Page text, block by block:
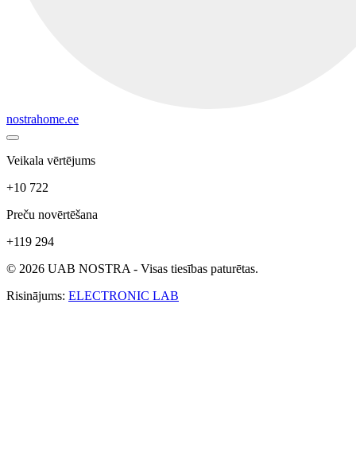
nostrahome.ee
Veikala vērtējums
+10 722
Preču novērtēšana
+119 294
© 2026 UAB NOSTRA - Visas tiesības paturētas.
Risinājums: ELECTRONIC LAB